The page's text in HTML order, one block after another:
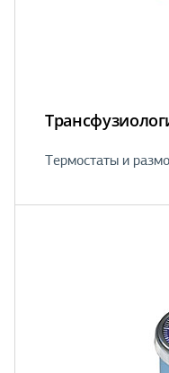
Термостаты и